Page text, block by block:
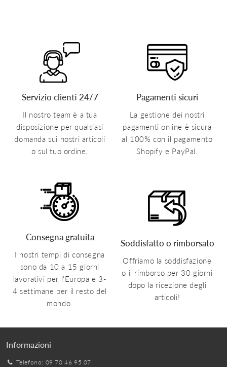
Servizio clienti 24/7
Il nostro team è a tua
disposizione per qualsiasi
domanda sui nostri articoli
o sul tuo ordine.
Pagamenti sicuri
La gestione dei nostri
pagamenti online è sicura
al 100% con il pagamento
Shopify e PayPal.
Consegna gratuita
I nostri tempi di consegna
sono da 10 a 15 giorni
lavorativi per l'Europa e 3-
4 settimane per il resto del
mondo.
Soddisfatto o rimborsato
Offriamo la soddisfazione
o il rimborso per 30 giorni
dopo la ricezione degli
articoli!
Informazioni
Telefono: 09 70 46 95 07